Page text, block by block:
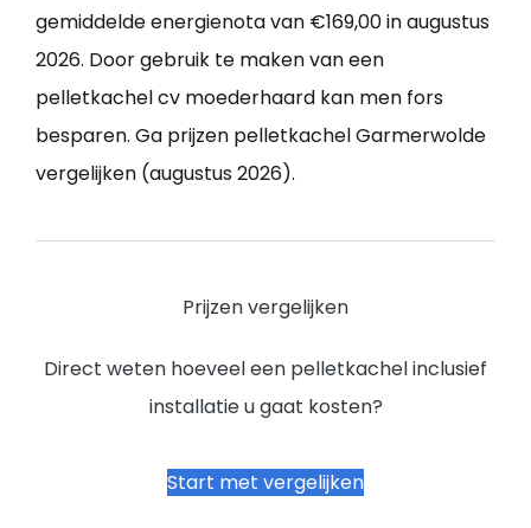
gemiddelde energienota van €169,00 in augustus
2026. Door gebruik te maken van een
pelletkachel cv moederhaard kan men fors
besparen. Ga prijzen pelletkachel Garmerwolde
vergelijken (augustus 2026).
Prijzen vergelijken
Direct weten hoeveel een pelletkachel inclusief
installatie u gaat kosten?
Start met vergelijken